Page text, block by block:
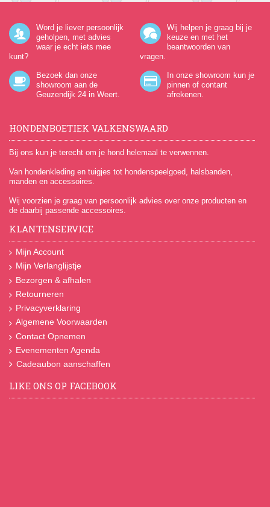
Word je liever persoonlijk
geholpen, met advies
waar je echt iets mee
kunt?
Wij helpen je graag bij je
keuze en met het
beantwoorden van
vragen.
Bezoek dan onze
showroom aan de
Geuzendijk 24 in Weert.
In onze showroom kun je
pinnen of contant
afrekenen.
HONDENBOETIEK VALKENSWAARD
Bij ons kun je terecht om je hond helemaal te verwennen.
Van hondenkleding en tuigjes tot hondenspeelgoed, halsbanden,
manden en accessoires.
Wij voorzien je graag van persoonlijk advies over onze producten en
de daarbij passende accessoires.
KLANTENSERVICE
Mijn Account
Mijn Verlanglijstje
Bezorgen & afhalen
Retourneren
Privacyverklaring
Algemene Voorwaarden
Contact Opnemen
Evenementen Agenda
Cadeaubon aanschaffen
LIKE ONS OP FACEBOOK